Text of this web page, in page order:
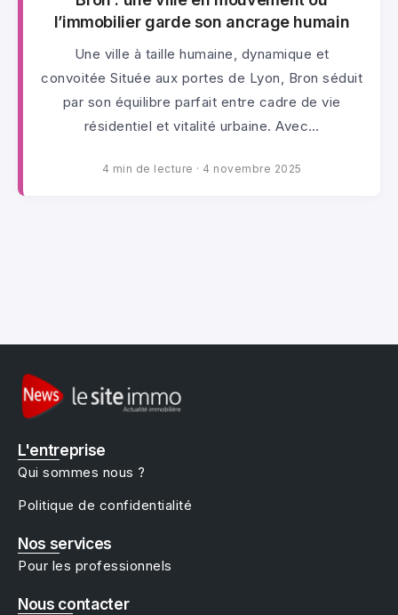
l’immobilier garde son ancrage humain
Une ville à taille humaine, dynamique et
convoitée Située aux portes de Lyon, Bron séduit
par son équilibre parfait entre cadre de vie
résidentiel et vitalité urbaine. Avec…
4 min de lecture · 4 novembre 2025
L'entreprise
Qui sommes nous ?
Politique de confidentialité
Nos services
Pour les professionnels
Nous contacter